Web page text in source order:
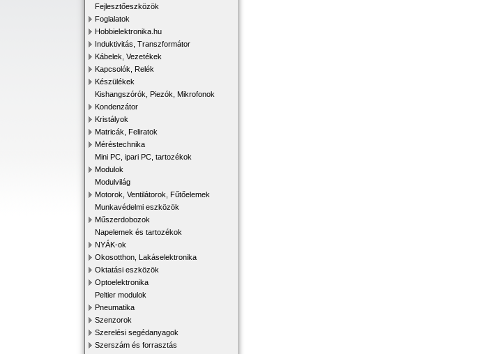
Fejlesztőeszközök
Foglalatok
Hobbielektronika.hu
Induktivitás, Transzformátor
Kábelek, Vezetékek
Kapcsolók, Relék
Készülékek
Kishangszórók, Piezók, Mikrofonok
Kondenzátor
Kristályok
Matricák, Feliratok
Méréstechnika
Mini PC, ipari PC, tartozékok
Modulok
Modulvilág
Motorok, Ventilátorok, Fűtőelemek
Munkavédelmi eszközök
Műszerdobozok
Napelemek és tartozékok
NYÁK-ok
Okosotthon, Lakáselektronika
Oktatási eszközök
Optoelektronika
Peltier modulok
Pneumatika
Szenzorok
Szerelési segédanyagok
Szerszám és forrasztás